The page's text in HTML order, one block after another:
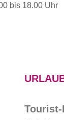
bis 18.00 Uhr
Tourist-